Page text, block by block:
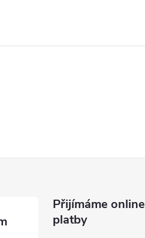
Přijímáme online
platby